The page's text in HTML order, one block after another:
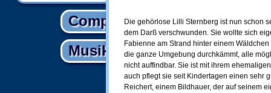
Computer
Musik
Die gehörlose Lilli Sternberg ist nun schon
dem Darß verschwunden. Sie wollte sich
Fabienne am Strand hinter einem
die ganze Umgebung durchkämmt, alle
nicht auffindbar. Sie ist mit ihrem
auch pflegt sie seit Kindertagen einen sehr
Reichert, einem Bildhauer, der auf seinem